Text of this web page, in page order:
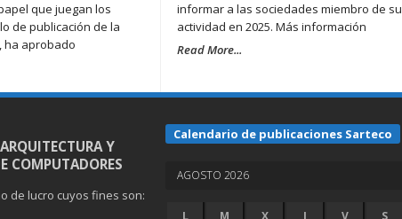
que juegan los
de publicación de la
ha aprobado
informar a las sociedades miembro de su
actividad en 2025. Más información
Read More...
Y
COMPUTADORES
de lucro cuyos fines son:
Calendario de publicaciones Sarteco
AGOSTO 2026
L M X J V S